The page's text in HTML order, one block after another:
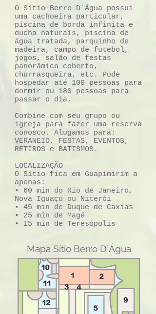
O Sítio Berro D´Água possuí
uma cachoeira particular,
piscina de borda infinita e
ducha naturais, piscina de
água tratada, parquinho de
madeira, campo de futebol,
jogos, salão de festas
panorâmico coberto,
churrasqueira, etc. Pode
hospedar até 100 pessoas para
dormir ou 180 pessoas para
passar o dia.
Combine com seu grupo ou
igreja para fazer uma reserva
conosco. Alugamos para:
VERANEIO, FESTAS, EVENTOS,
RETIROS e BATISMOS.
LOCALIZAÇÃO
O Sítio fica em Guapimirim a
apenas:
• 60 min do Rio de Janeiro,
Nova Iguaçu ou Niterói
• 45 min de Duque de Caxias
• 25 min de Magé
• 15 min de Teresópolis
Mapa Sítio Berro D´Água